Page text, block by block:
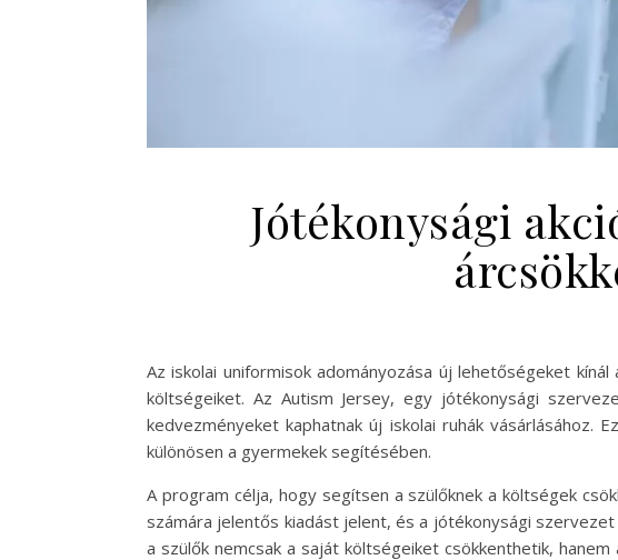
Jótékonysági
Az iskolai uniformisok adományozása új lehetőségeket
költségeiket. Az Autism Jersey, egy jótékonysági
kedvezményeket kaphatnak új iskolai ruhák vásárlásához.
különösen a gyermekek segítésében.
A program célja, hogy segítsen a szülőknek a költségek
számára jelentős kiadást jelent, és a jótékonysági
a szülők nemcsak a saját költségeiket csökkenthetik,